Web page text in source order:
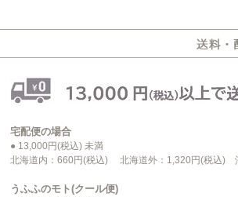
宅配便の場合
● 13,000円(税込) 未満
北海道内：660円(税込) 北海道外：1,320円(税込)
うふふのモト(クール便)